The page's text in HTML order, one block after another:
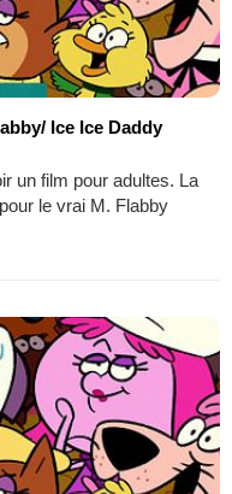
Ice Ice Daddy
un film pour adultes. La
le vrai M. Flabby